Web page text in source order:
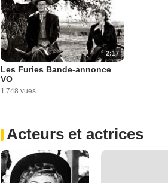
2:17
Les Furies Bande-annonce
VO
1 748 vues
Acteurs et actrices